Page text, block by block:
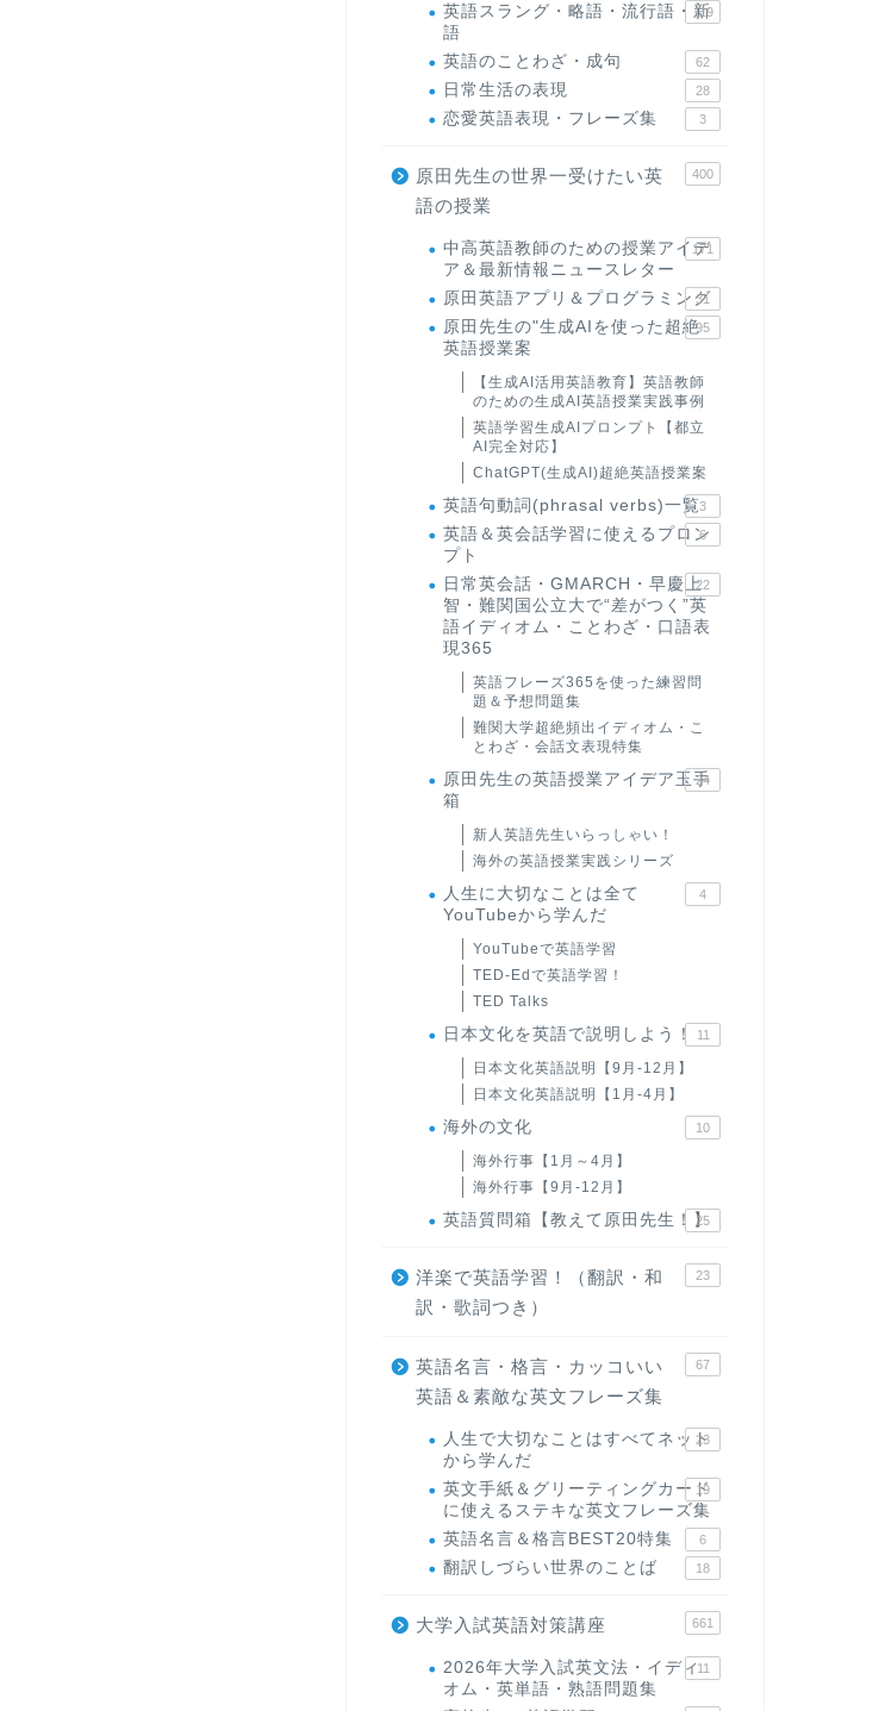
英語スラング・略語・流行語・新
語
119
英語のことわざ・成句 62
日常生活の表現 28
恋愛英語表現・フレーズ集 3
原田先生の世界一受けたい英
語の授業
400
中高英語教師のための授業アイデ
ア＆最新情報ニュースレター
171
原田英語アプリ＆プログラミング
31
原田先生の"生成AIを使った超絶
英語授業案
95
【生成AI活用英語教育】英語教師
のための生成AI英語授業実践事例
英語学習生成AIプロンプト【都立
AI完全対応】
ChatGPT(生成AI)超絶英語授業案
英語句動詞(phrasal verbs)一覧3
英語＆英会話学習に使えるプロン
プト
6
日常英会話・GMARCH・早慶上
智・難関国公立大で“差がつく”英
語イディオム・ことわざ・口語表
現365
22
英語フレーズ365を使った練習問
題＆予想問題集
難関大学超絶頻出イディオム・こ
とわざ・会話文表現特集
原田先生の英語授業アイデア玉手
箱
24
新人英語先生いらっしゃい！
海外の英語授業実践シリーズ
人生に大切なことは全て
YouTubeから学んだ
4
YouTubeで英語学習
TED-Edで英語学習！
TED Talks
日本文化を英語で説明しよう！ 11
日本文化英語説明【9月-12月】
日本文化英語説明【1月-4月】
海外の文化 10
海外行事【1月～4月】
海外行事【9月-12月】
英語質問箱【教えて原田先生！】
25
洋楽で英語学習！（翻訳・和
訳・歌詞つき）
23
英語名言・格言・カッコいい
英語＆素敵な英文フレーズ集
67
人生で大切なことはすべてネット
から学んだ
23
英文手紙＆グリーティングカード
に使えるステキな英文フレーズ集
19
英語名言＆格言BEST20特集 6
翻訳しづらい世界のことば 18
大学入試英語対策講座 661
2026年大学入試英文法・イディ
オム・英単語・熟語問題集
11